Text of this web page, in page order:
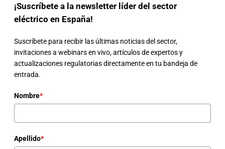
¡Suscríbete a la newsletter líder del sector
eléctrico en España!
Suscríbete para recibir las últimas noticias del sector,
invitaciones a webinars en vivo, artículos de expertos y
actualizaciones regulatorias directamente en tu bandeja de
entrada.
Nombre*
Apellido*